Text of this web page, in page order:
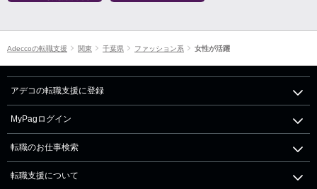
Adeccoの転職支援 関東 千葉県 ファッション系 女性が活躍
アデコの転職支援に登録
MyPagログイン
転職のお仕事検索
転職支援について